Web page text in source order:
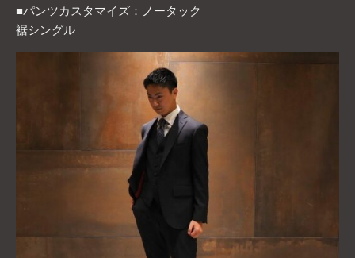
■パンツカスタマイズ：ノータック
裾シングル